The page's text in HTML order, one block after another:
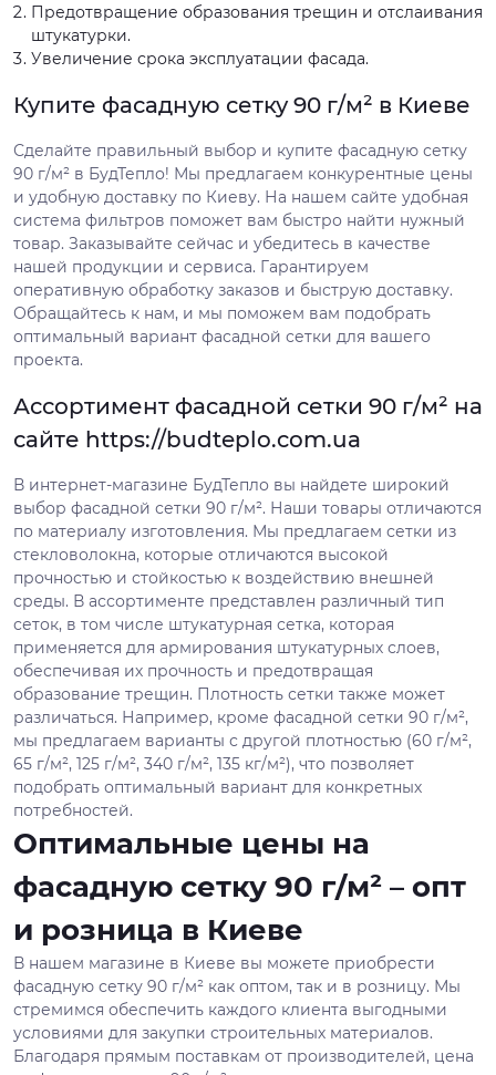
Предотвращение образования трещин и отслаивания
штукатурки.
Увеличение срока эксплуатации фасада.
Купите фасадную сетку 90 г/м² в Киеве
Сделайте правильный выбор и купите фасадную сетку
90 г/м² в БудТепло! Мы предлагаем конкурентные цены
и удобную доставку по Киеву. На нашем сайте удобная
система фильтров поможет вам быстро найти нужный
товар. Заказывайте сейчас и убедитесь в качестве
нашей продукции и сервиса. Гарантируем
оперативную обработку заказов и быструю доставку.
Обращайтесь к нам, и мы поможем вам подобрать
оптимальный вариант фасадной сетки для вашего
проекта.
Ассортимент фасадной сетки 90 г/м² на
сайте https://budteplo.com.ua
В интернет-магазине БудТепло вы найдете широкий
выбор фасадной сетки 90 г/м². Наши товары отличаются
по материалу изготовления. Мы предлагаем сетки из
стекловолокна, которые отличаются высокой
прочностью и стойкостью к воздействию внешней
среды. В ассортименте представлен различный тип
сеток, в том числе штукатурная сетка, которая
применяется для армирования штукатурных слоев,
обеспечивая их прочность и предотвращая
образование трещин. Плотность сетки также может
различаться. Например, кроме фасадной сетки 90 г/м²,
мы предлагаем варианты с другой плотностью (60 г/м²,
65 г/м², 125 г/м², 340 г/м², 135 кг/м²), что позволяет
подобрать оптимальный вариант для конкретных
потребностей.
Оптимальные цены на
фасадную сетку 90 г/м² – опт
и розница в Киеве
В нашем магазине в Киеве вы можете приобрести
фасадную сетку 90 г/м² как оптом, так и в розницу. Мы
стремимся обеспечить каждого клиента выгодными
условиями для закупки строительных материалов.
Благодаря прямым поставкам от производителей, цена